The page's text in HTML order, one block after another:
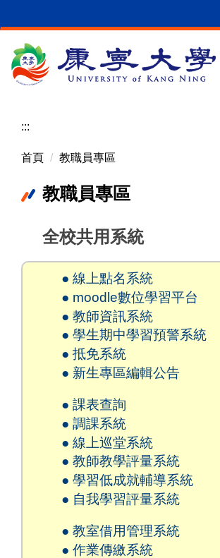
到
要
內
:::
首頁 教職員專區
教職員專區
全校共用系統
● 線上點名系統
● moodle數位學習平台
● 教師資訊系統
● 學生期中學習預警系統
● 抵免系統
● 新生專區編輯公告
● 課表查詢
● 調課系統
● 線上巡堂系統
● 教師教學評量系統
● 學習低成就輔導系統
● 自我學習評量系統
● 教室借用管理系統
● 作業傳繳系統